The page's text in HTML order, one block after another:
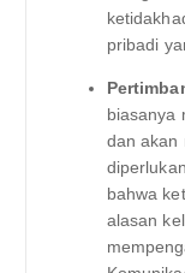
pribadi
biasanya
dan akan
bahwa
alasan